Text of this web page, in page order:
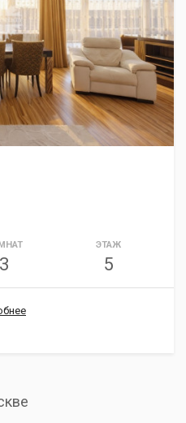
3
ЭТАЖ
5